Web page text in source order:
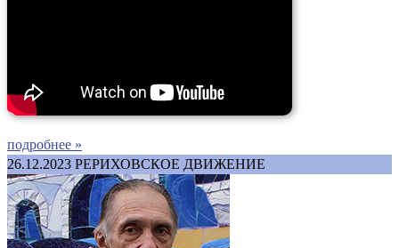
подробнее »
26.12.2023 РЕРИХОВСКОЕ ДВИЖЕНИЕ